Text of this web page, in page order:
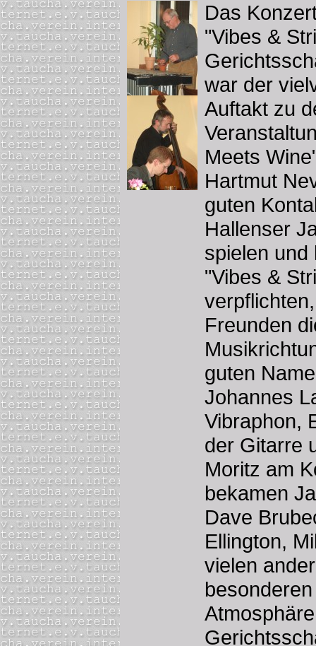
Das
"Vibes &
war der
Auftakt zu
Meets
Hartmut
guten
Hallenser
spielen und
"Vibes &
Freunden
guten
Johannes
Vibraphon,
der Gitarre
Moritz am
bekamen
Dave
Ellington,
vielen